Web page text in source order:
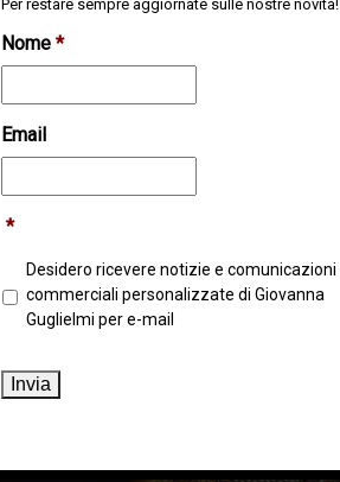
Per restare sempre aggiornate sulle nostre novità!
Nome *
Email
*
Desidero ricevere notizie e comunicazioni
commerciali personalizzate di Giovanna
Guglielmi per e-mail